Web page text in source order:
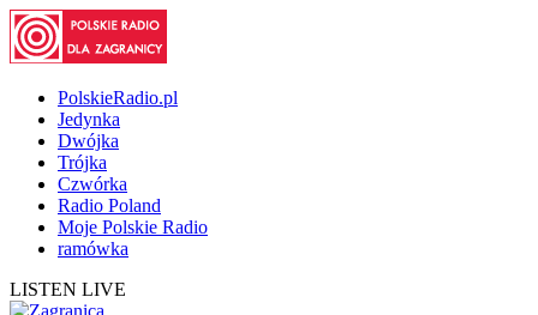
PolskieRadio.pl
Jedynka
Dwójka
Trójka
Czwórka
Radio Poland
Moje Polskie Radio
ramówka
LISTEN LIVE